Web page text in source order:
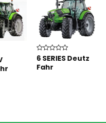
Valorado
con
0
6 SERIES Deutz
Fahr